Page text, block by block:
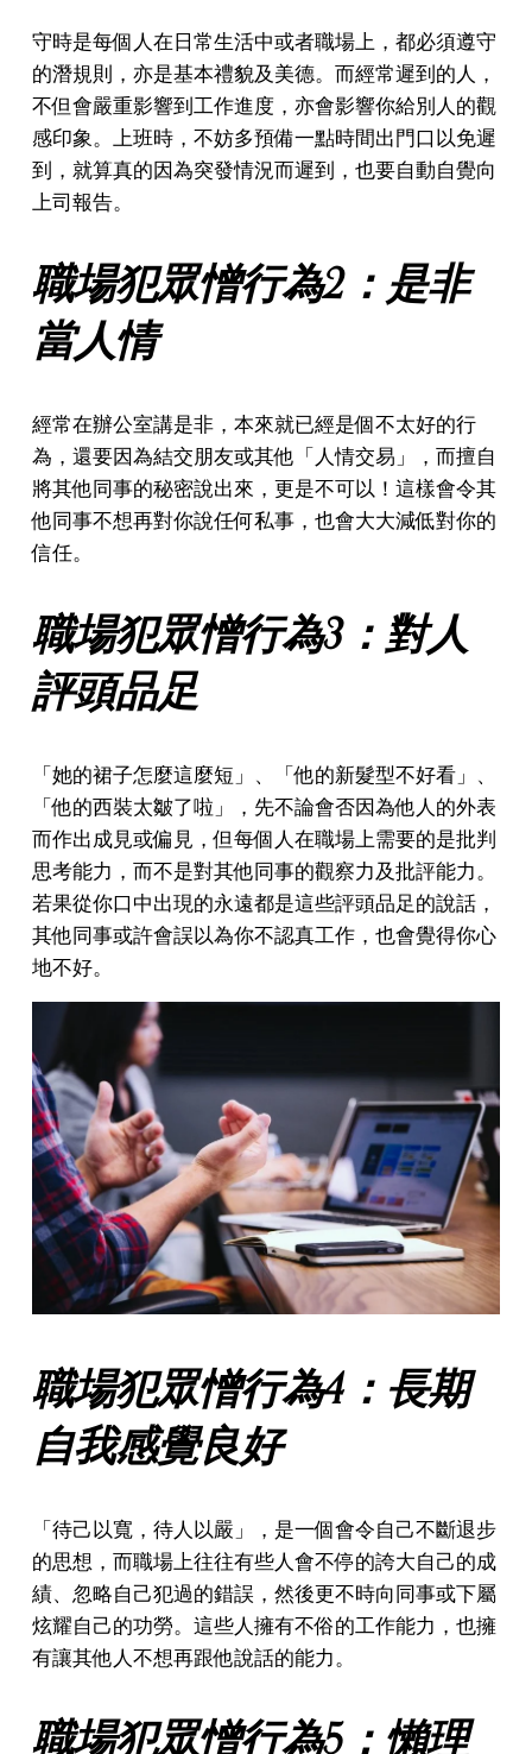
守時是每個人在日常生活中或者職場上，都必須遵守
的潛規則，亦是基本禮貌及美德。而經常遲到的人，
不但會嚴重影響到工作進度，亦會影響你給別人的觀
感印象。上班時，不妨多預備一點時間出門口以免遲
到，就算真的因為突發情況而遲到，也要自動自覺向
上司報告。
職場犯眾憎行為2：是非
當人情
經常在辦公室講是非，本來就已經是個不太好的行
為，還要因為結交朋友或其他「人情交易」，而擅自
將其他同事的秘密說出來，更是不可以！這樣會令其
他同事不想再對你說任何私事，也會大大減低對你的
信任。
職場犯眾憎行為3：對人
評頭品足
「她的裙子怎麼這麼短」、「他的新髮型不好看」、
「他的西裝太皺了啦」，先不論會否因為他人的外表
而作出成見或偏見，但每個人在職場上需要的是批判
思考能力，而不是對其他同事的觀察力及批評能力。
若果從你口中出現的永遠都是這些評頭品足的說話，
其他同事或許會誤以為你不認真工作，也會覺得你心
地不好。
職場犯眾憎行為4：長期
自我感覺良好
「待己以寬，待人以嚴」，是一個會令自己不斷退步
的思想，而職場上往往有些人會不停的誇大自己的成
績、忽略自己犯過的錯誤，然後更不時向同事或下屬
炫耀自己的功勞。這些人擁有不俗的工作能力，也擁
有讓其他人不想再跟他說話的能力。